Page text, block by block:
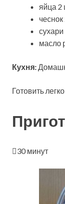
яйца 2
чеснок
масло
Кухня:
Готовить легко
30 минут